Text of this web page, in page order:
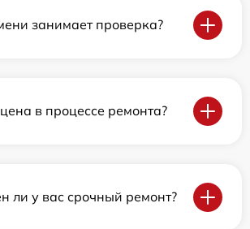
занимает проверка?
в процессе ремонта?
ли у вас срочный ремонт?